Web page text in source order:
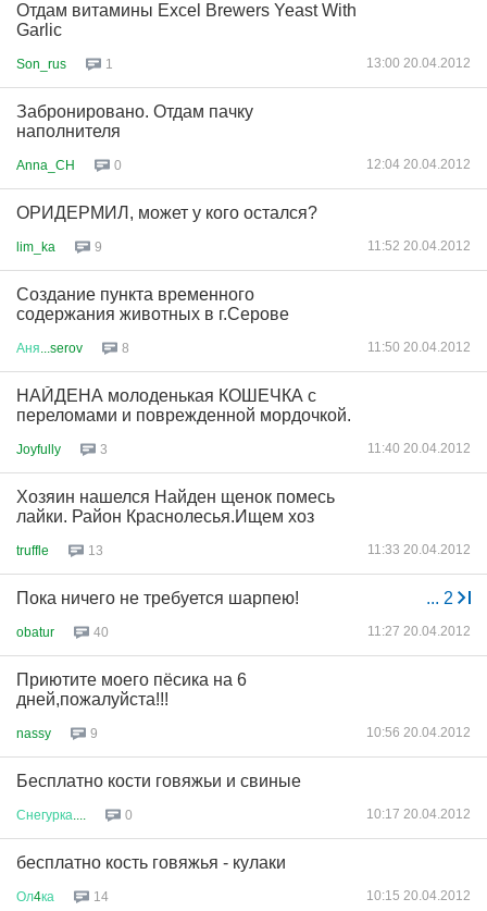
Отдам витамины Excel Brewers Yeast With
Garlic
Son_rus 1 13:00 20.04.2012
Забронировано. Отдам пачку
наполнителя
Anna_CH 0 12:04 20.04.2012
ОРИДЕРМИЛ, может у кого остался?
lim_ka 9 11:52 20.04.2012
Создание пункта временного
содержания животных в г.Серове
Аня ...serov 8 11:50 20.04.2012
НАЙДЕНА молоденькая КОШЕЧКА с
переломами и поврежденной мордочкой.
Joyfully 3 11:40 20.04.2012
Хозяин нашелся Найден щенок помесь
лайки. Район Краснолесья.Ищем хоз
truffle 13 11:33 20.04.2012
... 2
Пока ничего не требуется шарпею!
obatur 40 11:27 20.04.2012
Приютите моего пёсика на 6
дней,пожалуйста!!!
nassy 9 10:56 20.04.2012
Бесплатно кости говяжьи и свиные
Снегурка 0 10:17 20.04.2012
бесплатно кость говяжья - кулаки
Ол4ка 14 10:15 20.04.2012